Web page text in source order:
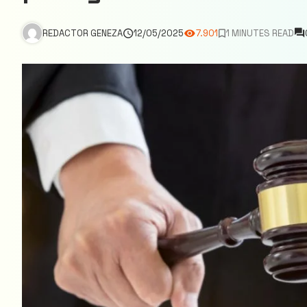
REDACTOR GENEZA 12/05/2025 7.901 1 MINUTES READ